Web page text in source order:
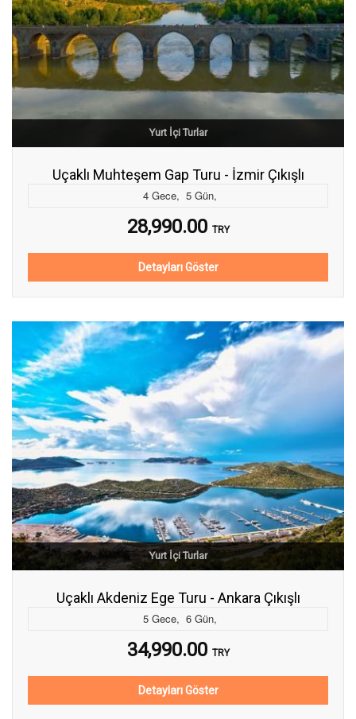
Yurt İçi Turlar
Uçaklı Muhteşem Gap Turu - İzmir Çıkışlı
4 Gece, 5 Gün,
28,990.00 TRY
Detayları Göster
Yurt İçi Turlar
Uçaklı Akdeniz Ege Turu - Ankara Çıkışlı
5 Gece, 6 Gün,
34,990.00 TRY
Detayları Göster